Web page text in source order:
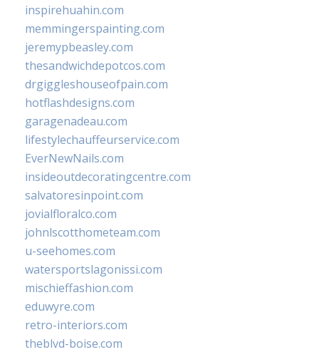
inspirehuahin.com
memmingerspainting.com
jeremypbeasley.com
thesandwichdepotcos.com
drgiggleshouseofpain.com
hotflashdesigns.com
garagenadeau.com
lifestylechauffeurservice.com
EverNewNails.com
insideoutdecoratingcentre.com
salvatoresinpoint.com
jovialfloralco.com
johnlscotthometeam.com
u-seehomes.com
watersportslagonissi.com
mischieffashion.com
eduwyre.com
retro-interiors.com
theblvd-boise.com